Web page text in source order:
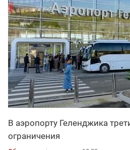
В аэропорту Геленджика
ограничения